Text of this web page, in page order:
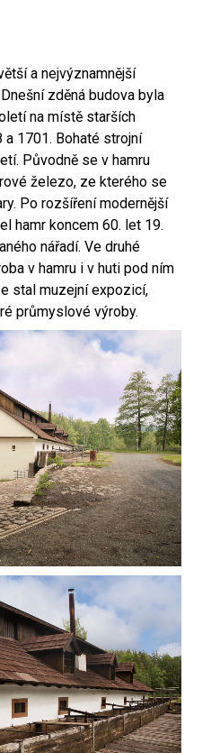
a nejvýznamnější
zděná budova byla
na místě starších
1701. Bohaté strojní
Původně se v hamru
železo, ze kterého se
Po rozšíření modernější
hamr koncem 60. let 19.
nářadí. Ve druhé
v hamru i v huti pod ním
stal muzejní expozicí,
průmyslové výroby.